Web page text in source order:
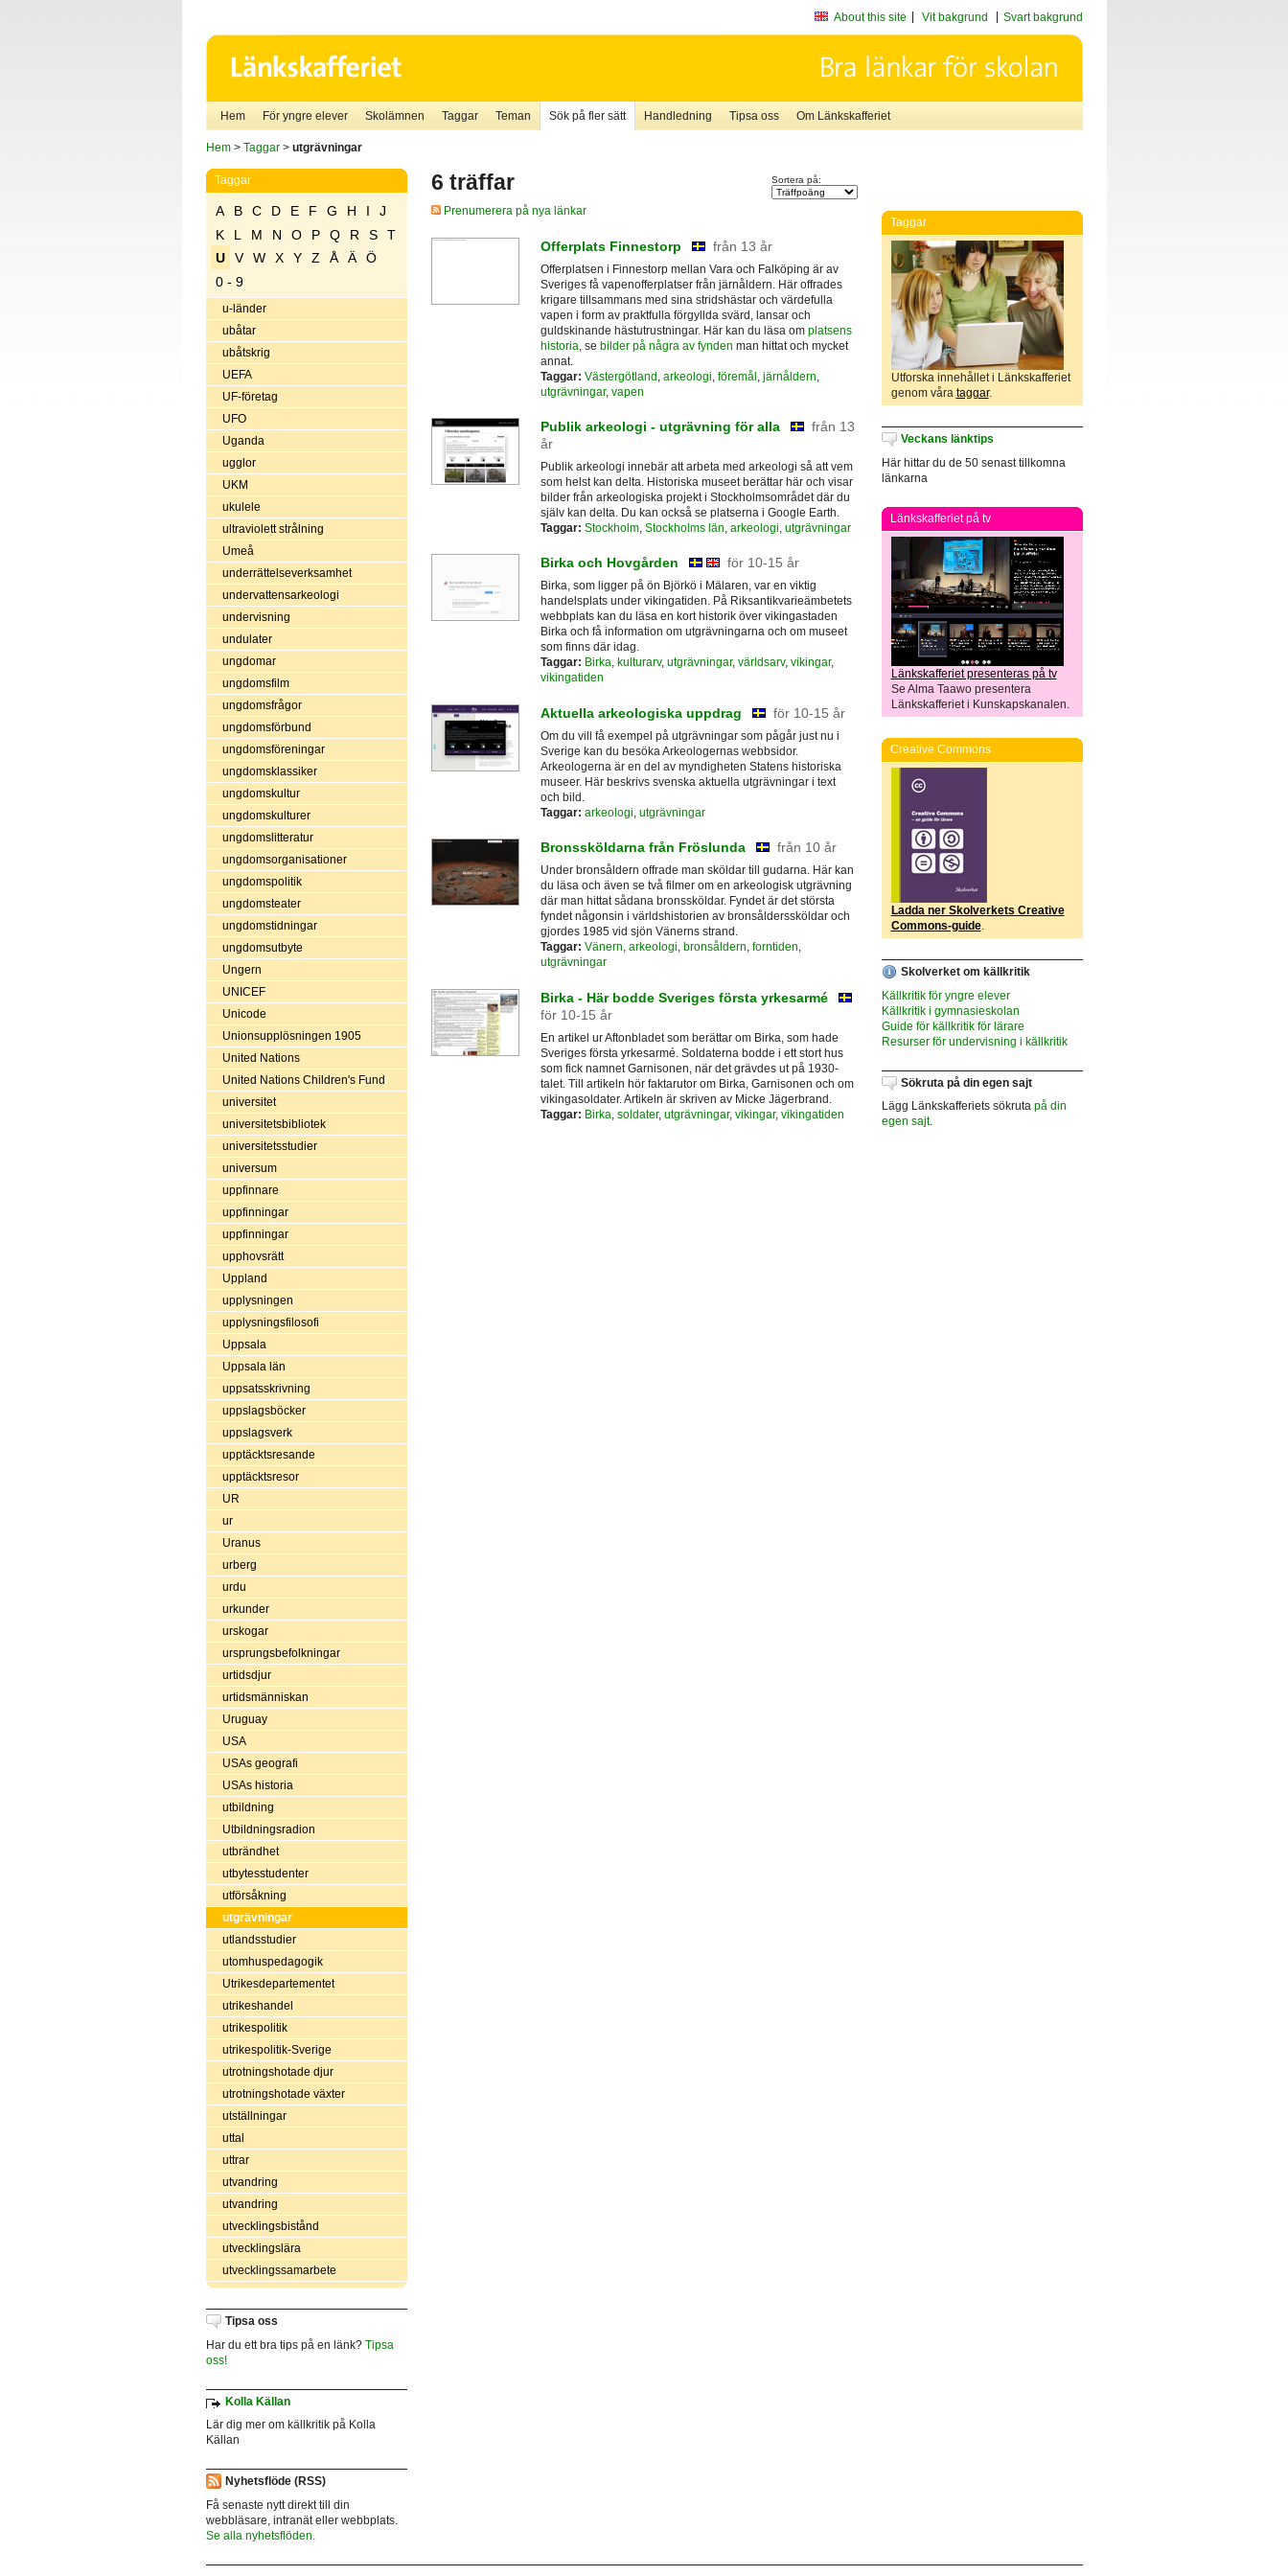
About this site Vit bakgrund Svart bakgrund
Hem För yngre elever Skolämnen Taggar Teman Sök på fler sätt Handledning Tipsa oss Om Länkskafferiet
Hem> Taggar> utgrävningar
Taggar
A B C D E F G H I
J
K
L M N O P Q R S
T
U
V W X Y Z Å Ä
Ö
0 - 9
u-länder
ubåtar
ubåtskrig
UEFA
UF-företag
UFO
Uganda
ugglor
UKM
ukulele
ultraviolett strålning
Umeå
underrättelseverksamhet
undervattensarkeologi
undervisning
undulater
ungdomar
ungdomsfilm
ungdomsfrågor
ungdomsförbund
ungdomsföreningar
ungdomsklassiker
ungdomskultur
ungdomskulturer
ungdomslitteratur
ungdomsorganisationer
ungdomspolitik
ungdomsteater
ungdomstidningar
ungdomsutbyte
Ungern
UNICEF
Unicode
Unionsupplösningen 1905
United Nations
United Nations Children's Fund
universitet
universitetsbibliotek
universitetsstudier
universum
uppfinnare
uppfinningar
uppfinningar
upphovsrätt
Uppland
upplysningen
upplysningsfilosofi
Uppsala
Uppsala län
uppsatsskrivning
uppslagsböcker
uppslagsverk
upptäcktsresande
upptäcktsresor
UR
ur
Uranus
urberg
urdu
urkunder
urskogar
ursprungsbefolkningar
urtidsdjur
urtidsmänniskan
Uruguay
USA
USAs geografi
USAs historia
utbildning
Utbildningsradion
utbrändhet
utbytesstudenter
utförsåkning
utgrävningar
utlandsstudier
utomhuspedagogik
Utrikesdepartementet
utrikeshandel
utrikespolitik
utrikespolitik-Sverige
utrotningshotade djur
utrotningshotade växter
utställningar
uttal
uttrar
utvandring
utvandring
utvecklingsbistånd
utvecklingslära
utvecklingssamarbete
Tipsa oss
Har du ett bra tips på en länk? Tipsa
oss!
Kolla Källan
Lär dig mer om källkritik på Kolla
Källan
Nyhetsflöde (RSS)
Få senaste nytt direkt till din
webbläsare, intranät eller webbplats.
Se alla nyhetsflöden.
6 träffar Sortera på:
Prenumerera på nya länkar
Offerplats Finnestorp från 13 år
Offerplatsen i Finnestorp mellan Vara och Falköping är av
Sveriges få vapenofferplatser från järnåldern. Här offrades
krigare tillsammans med sina stridshästar och värdefulla
vapen i form av praktfulla förgyllda svärd, lansar och
guldskinande hästutrustningar. Här kan du läsa om platsens
historia , se bilder på några av fynden man hittat och mycket
annat.
Taggar: Västergötland arkeologi föremål järnåldern
utgrävningar, vapen
Publik arkeologi - utgrävning för alla
från 13
år
Publik arkeologi innebär att arbeta med arkeologi så att vem
som helst kan delta. Historiska museet berättar här och visar
bilder från arkeologiska projekt i Stockholmsområdet där du
själv kan delta. Du kan också se platserna i Google Earth.
Taggar: Stockholm, Stockholms län, arkeologi, utgrävningar
Birka och Hovgården för 10-15 år
Birka, som ligger på ön Björkö i Mälaren, var en viktig
handelsplats under vikingatiden. På Riksantikvarieämbetets
webbplats kan du läsa en kort historik över vikingastaden
Birka och få information om utgrävningarna och om museet
som finns där idag.
Taggar: Birka, kulturarv, utgrävningar, världsarv, vikingar,
vikingatiden
Aktuella arkeologiska uppdrag för 10-15 år
Om du vill få exempel på utgrävningar som pågår just nu i
Sverige kan du besöka Arkeologernas webbsidor.
Arkeologerna är en del av myndigheten Statens historiska
museer. Här beskrivs svenska aktuella utgrävningar i text
och bild.
Taggar: arkeologi, utgrävningar
Bronssköldarna från Fröslunda från 10 år
Under bronsåldern offrade man sköldar till gudarna. Här kan
du läsa och även se två filmer om en arkeologisk utgrävning
där man hittat sådana bronssköldar. Fyndet är det största
fyndet någonsin i världshistorien av bronsålderssköldar och
gjordes 1985 vid sjön Vänerns strand.
Taggar: Vänern, arkeologi, bronsåldern, forntiden,
utgrävningar
Birka - Här bodde Sveriges första yrkesarmé
för 10-15 år
En artikel ur Aftonbladet som berättar om Birka, som hade
Sveriges första yrkesarmé. Soldaterna bodde i ett stort hus
som fick namnet Garnisonen, när det grävdes ut på 1930-
talet. Till artikeln hör faktarutor om Birka, Garnisonen och om
vikingasoldater. Artikeln är skriven av Micke Jägerbrand.
Taggar: Birka soldater, utgrävningar, vikingar, vikingatiden
Taggar
Utforska innehållet i Länkskafferiet
genom våra taggar.
Veckans länktips
Här hittar du de 50 senast tillkomna
länkarna
Länkskafferiet på tv
Länkskafferiet presenteras på tv
Se Alma Taawo presentera
Länkskafferiet i Kunskapskanalen.
Creative Commons
Ladda ner Skolverkets Creative
Commons-guide.
Skolverket om källkritik
Källkritik för yngre elever
Källkritik i gymnasieskolan
Guide för källkritik för lärare
Resurser för undervisning i källkritik
Sökruta på din egen sajt
Lägg Länkskafferiets sökruta på din
egen sajt.